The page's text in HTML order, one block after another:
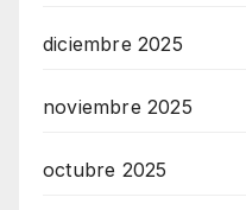
diciembre 2025
noviembre 2025
octubre 2025